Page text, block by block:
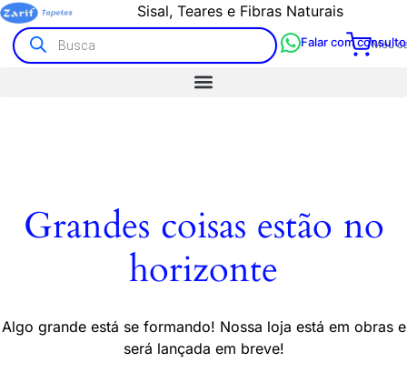
Sisal, Teares e Fibras Naturais
Meu
Falar com
Grandes coisas estão no
horizonte
Algo grande está se formando! Nossa loja está em obras e
será lançada em breve!